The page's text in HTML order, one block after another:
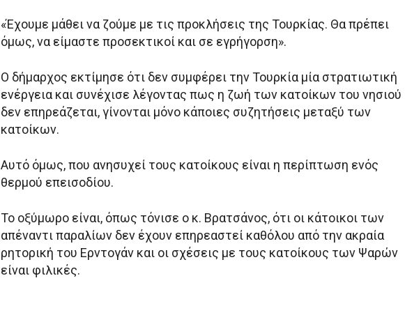
«Έχουμε μάθει να ζούμε με τις προκλήσεις της Τουρκίας. Θα πρέπει
όμως, να είμαστε προσεκτικοί και σε εγρήγορση».
Ο δήμαρχος εκτίμησε ότι δεν συμφέρει την Τουρκία μία στρατιωτική
ενέργεια και συνέχισε λέγοντας πως η ζωή των κατοίκων του νησιού
δεν επηρεάζεται, γίνονται μόνο κάποιες συζητήσεις μεταξύ των
κατοίκων.
Αυτό όμως, που ανησυχεί τους κατοίκους είναι η περίπτωση ενός
θερμού επεισοδίου.
Το οξύμωρο είναι, όπως τόνισε ο κ. Βρατσάνος, ότι οι κάτοικοι των
απέναντι παραλίων δεν έχουν επηρεαστεί καθόλου από την ακραία
ρητορική του Ερντογάν και οι σχέσεις με τους κατοίκους των Ψαρών
είναι φιλικές.